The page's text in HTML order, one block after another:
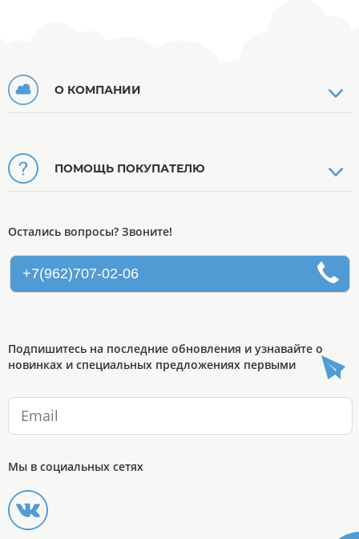
О КОМПАНИИ
ПОМОЩЬ ПОКУПАТЕЛЮ
Остались вопросы? Звоните!
+7(962)707-02-06
Подпишитесь на последние обновления и узнавайте о
новинках и специальных предложениях первыми
Мы в социальных сетях